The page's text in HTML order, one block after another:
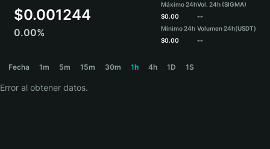
Español
Português (Brasil)
$0.001244
0.00%
Máximo 24h
$0.00
Mínimo 24h
$0.00
Vol. 24h (SIGMA)
--
Volumen 24h(USDT)
--
Fecha 1m 5m 15m 30m 1h 4h 1D 1S
Error al obtener datos.